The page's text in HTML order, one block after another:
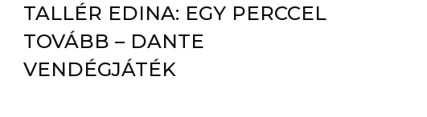
TALLÉR EDINA: EGY PERCCEL
TOVÁBB – DANTE
VENDÉGJÁTÉK